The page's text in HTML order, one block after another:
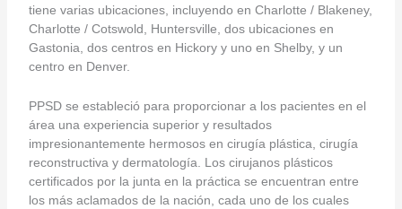
tiene varias ubicaciones, incluyendo en Charlotte / Blakeney,
Charlotte / Cotswold, Huntersville, dos ubicaciones en
Gastonia, dos centros en Hickory y uno en Shelby, y un
centro en Denver.
PPSD se estableció para proporcionar a los pacientes en el
área una experiencia superior y resultados
impresionantemente hermosos en cirugía plástica, cirugía
reconstructiva y dermatología. Los cirujanos plásticos
certificados por la junta en la práctica se encuentran entre
los más aclamados de la nación, cada uno de los cuales